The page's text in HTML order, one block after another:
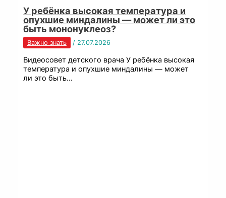
У ребёнка высокая температура и
опухшие миндалины — может ли это
быть мононуклеоз?
Важно знать / 27.07.2026
Видеосовет детского врача У ребёнка высокая
температура и опухшие миндалины — может
ли это быть…